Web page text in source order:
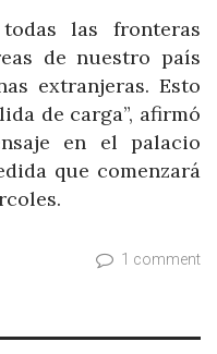
las fronteras
de nuestro país
extranjeras. Esto
de carga”, afirmó
en el palacio
que comenzará
1 comment